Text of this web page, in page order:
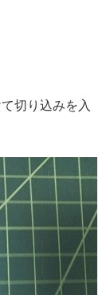
切り込みを入